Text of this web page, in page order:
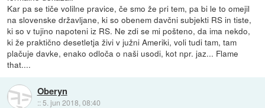
Kar pa se tiče volilne pravice, če smo že pri tem, pa bi le to omejil
na slovenske državljane, ki so obenem davčni subjekti RS in tiste,
ki so v tujino napoteni iz RS. Ne zdi se mi pošteno, da ima nekdo,
ki že praktično desetletja živi v južni Ameriki, voli tudi tam, tam
plačuje davke, enako odloča o naši usodi, kot npr. jaz... Flame
that....
Oberyn
:: 5. jun 2018, 08:40